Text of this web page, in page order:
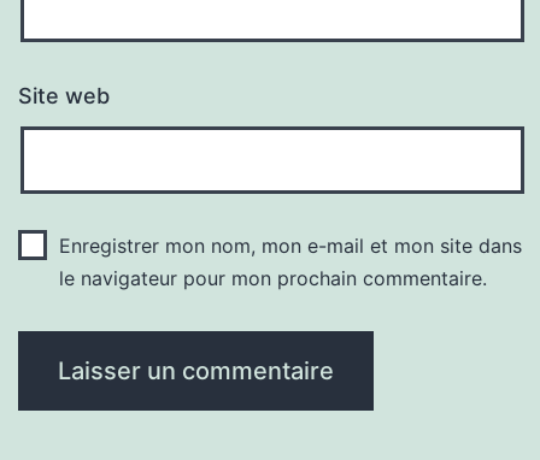
Site web
Enregistrer mon nom, mon e-mail et mon site dans
le navigateur pour mon prochain commentaire.